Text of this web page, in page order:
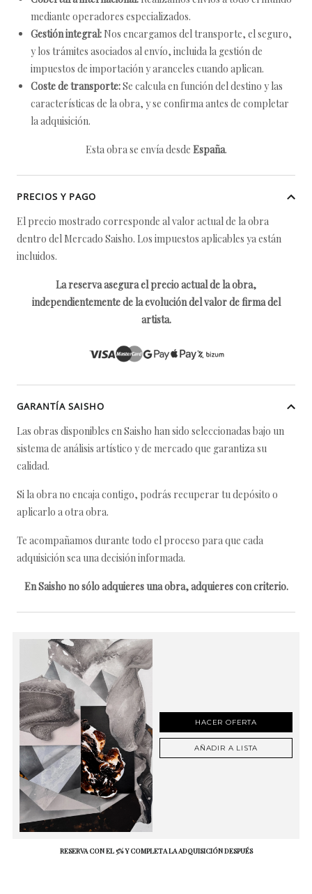
mediante operadores especializados.
Gestión integral: Nos encargamos del transporte, el seguro,
y los trámites asociados al envío, incluida la gestión de
impuestos de importación y aranceles cuando aplican.
Coste de transporte:Se calcula en función del destino y las
características de la obra, y se confirma antes de completar
la adquisición.
Esta obra se envía desde España.
PRECIOS Y PAGO
El precio mostrado corresponde al valor actual de la obra
dentro del Mercado Saisho. Los impuestos aplicables ya están
incluidos.
La reserva asegura el precio actual de la obra,
independientemente de la evolución del valor de firma del
artista.
GARANTÍA SAISHO
Las obras disponibles en Saisho han sido seleccionadas bajo un
sistema de análisis artístico y de mercado que garantiza su
calidad.
Si la obra no encaja contigo, podrás recuperar tu depósito o
aplicarlo a otra obra.
Te acompañamos durante todo el proceso para que cada
adquisición sea una decisión informada.
En Saisho no sólo adquieres una obra, adquieres con criterio.
HACER OFERTA
AÑADIR A LISTA
RESERVA CON EL 5% Y COMPLETA LA ADQUISICIÓN DESPUÉS